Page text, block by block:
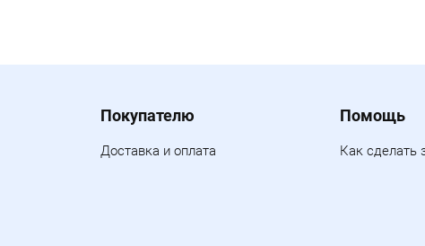
Покупателю
Доставка и оплата
Помощь
Как сделать